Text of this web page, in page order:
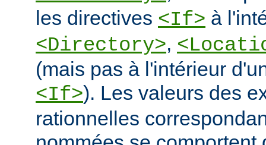
les directives <If> à
<Directory>,
(mais pas à l'intérieur
<If>). Les valeurs des
rationnelles